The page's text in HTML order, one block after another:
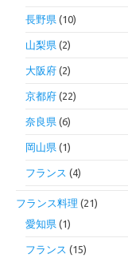
長野県 (10)
山梨県 (2)
大阪府 (2)
京都府 (22)
奈良県 (6)
岡山県 (1)
フランス (4)
フランス料理 (21)
愛知県 (1)
フランス (15)